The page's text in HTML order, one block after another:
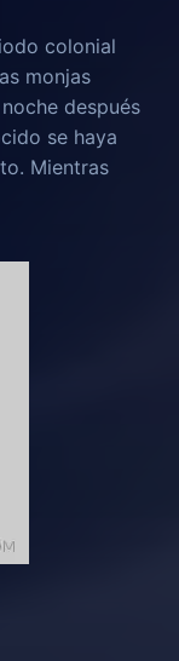
colonial
monjas
después
se haya
Mientras